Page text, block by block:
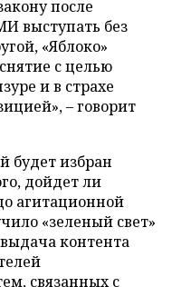
после
выступать без
«Яблоко»
с целью
и в страхе
– говорит
будет избран
дойдет ли
агитационной
«зеленый свет»
контента
связанных с